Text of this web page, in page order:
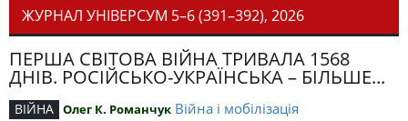
ЖУРНАЛ УНІВЕРСУМ 5–6 (391–392), 2026
ПЕРША СВІТОВА ВІЙНА ТРИВАЛА 1568
ДНІВ. РОСІЙСЬКО-УКРАЇНСЬКА – БІЛЬШЕ...
ВІЙНА Олег К. Романчук Війна і мобілізація